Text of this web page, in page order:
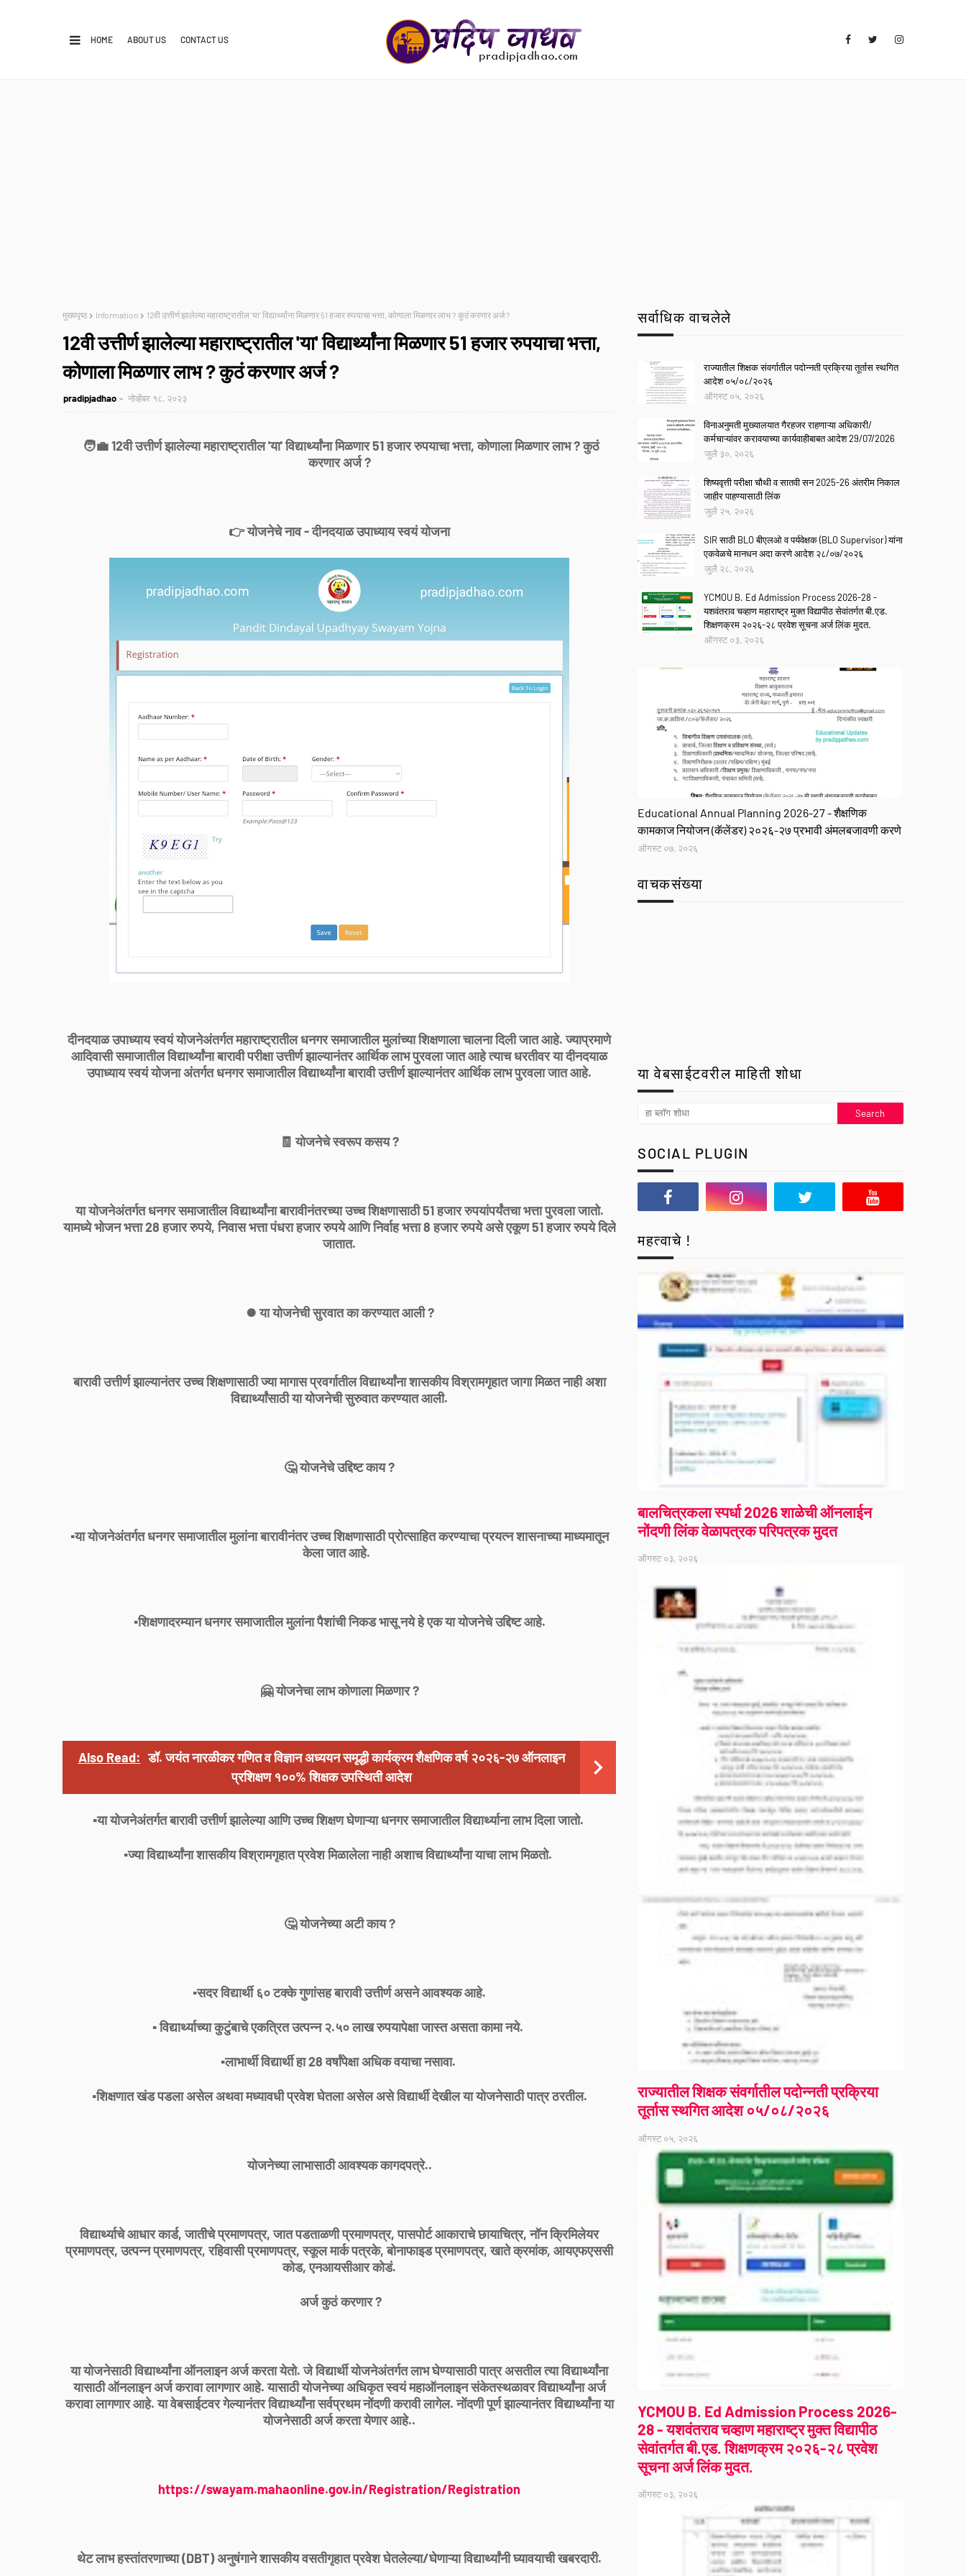
HOME ABOUT US CONTACT US
मुख्यपृष्ठ Information 12वी उत्तीर्ण झालेल्या महाराष्ट्रातील 'या' विद्यार्थ्यांना मिळणार 51 हजार रुपयाचा भत्ता, कोणाला मिळणार लाभ ? कुठं करणार अर्ज ?
12वी उत्तीर्ण झालेल्या महाराष्ट्रातील 'या' विद्यार्थ्यांना मिळणार 51 हजार रुपयाचा भत्ता,
कोणाला मिळणार लाभ ? कुठं करणार अर्ज ?
pradipjadhao नोव्हेंबर १८, २०२३
🧑💼 12वी उत्तीर्ण झालेल्या महाराष्ट्रातील 'या' विद्यार्थ्यांना मिळणार 51 हजार रुपयाचा भत्ता, कोणाला मिळणार लाभ ? कुठं
करणार अर्ज ?
👉 योजनेचे नाव - दीनदयाळ उपाध्याय स्वयं योजना
दीनदयाळ उपाध्याय स्वयं योजनेअंतर्गत महाराष्ट्रातील धनगर समाजातील मुलांच्या शिक्षणाला चालना दिली जात आहे. ज्याप्रमाणे
आदिवासी समाजातील विद्यार्थ्यांना बारावी परीक्षा उत्तीर्ण झाल्यानंतर आर्थिक लाभ पुरवला जात आहे त्याच धरतीवर या दीनदयाळ
उपाध्याय स्वयं योजना अंतर्गत धनगर समाजातील विद्यार्थ्यांना बारावी उत्तीर्ण झाल्यानंतर आर्थिक लाभ पुरवला जात आहे.
🧾 योजनेचे स्वरूप कसय ?
या योजनेअंतर्गत धनगर समाजातील विद्यार्थ्यांना बारावीनंतरच्या उच्च शिक्षणासाठी 51 हजार रुपयांपर्यंतचा भत्ता पुरवला जातो.
यामध्ये भोजन भत्ता 28 हजार रुपये, निवास भत्ता पंधरा हजार रुपये आणि निर्वाह भत्ता 8 हजार रुपये असे एकूण 51 हजार रुपये दिले
जातात.
⏺️ या योजनेची सुरवात का करण्यात आली ?
बारावी उत्तीर्ण झाल्यानंतर उच्च शिक्षणासाठी ज्या मागास प्रवर्गातील विद्यार्थ्यांना शासकीय विश्रामगृहात जागा मिळत नाही अशा
विद्यार्थ्यांसाठी या योजनेची सुरुवात करण्यात आली.
🤔 योजनेचे उद्दिष्ट काय ?
▪️या योजनेअंतर्गत धनगर समाजातील मुलांना बारावीनंतर उच्च शिक्षणासाठी प्रोत्साहित करण्याचा प्रयत्न शासनाच्या माध्यमातून
केला जात आहे.
▪️शिक्षणादरम्यान धनगर समाजातील मुलांना पैशांची निकड भासू नये हे एक या योजनेचे उद्दिष्ट आहे.
🤗 योजनेचा लाभ कोणाला मिळणार ?
Also Read: डॉ. जयंत नारळीकर गणित व विज्ञान अध्ययन समृद्धी कार्यक्रम शैक्षणिक वर्ष २०२६-२७ ऑनलाइन
प्रशिक्षण १००% शिक्षक उपस्थिती आदेश
▪️या योजनेअंतर्गत बारावी उत्तीर्ण झालेल्या आणि उच्च शिक्षण घेणाऱ्या धनगर समाजातील विद्यार्थ्याना लाभ दिला जातो.
▪️ज्या विद्यार्थ्यांना शासकीय विश्रामगृहात प्रवेश मिळालेला नाही अशाच विद्यार्थ्यांना याचा लाभ मिळतो.
🤔 योजनेच्या अटी काय ?
▪️सदर विद्यार्थी ६० टक्के गुणांसह बारावी उत्तीर्ण असने आवश्यक आहे.
▪️ विद्यार्थ्याच्या कुटुंबाचे एकत्रित उत्पन्न २.५० लाख रुपयापेक्षा जास्त असता कामा नये.
▪️लाभार्थी विद्यार्थी हा 28 वर्षांपेक्षा अधिक वयाचा नसावा.
▪️शिक्षणात खंड पडला असेल अथवा मध्यावधी प्रवेश घेतला असेल असे विद्यार्थी देखील या योजनेसाठी पात्र ठरतील.
योजनेच्या लाभासाठी आवश्यक कागदपत्रे..
विद्यार्थ्याचे आधार कार्ड, जातीचे प्रमाणपत्र, जात पडताळणी प्रमाणपत्र, पासपोर्ट आकाराचे छायाचित्र, नॉन क्रिमिलेयर
प्रमाणपत्र, उत्पन्न प्रमाणपत्र, रहिवासी प्रमाणपत्र, स्कूल मार्क पत्रके, बोनाफाइड प्रमाणपत्र, खाते क्रमांक, आयएफएससी
कोड, एनआयसीआर कोडं.
अर्ज कुठं करणार ?
या योजनेसाठी विद्यार्थ्यांना ऑनलाइन अर्ज करता येतो. जे विद्यार्थी योजनेअंतर्गत लाभ घेण्यासाठी पात्र असतील त्या विद्यार्थ्यांना
यासाठी ऑनलाइन अर्ज करावा लागणार आहे. यासाठी योजनेच्या अधिकृत स्वयं महाऑनलाइन संकेतस्थळावर विद्यार्थ्यांना अर्ज
करावा लागणार आहे. या वेबसाईटवर गेल्यानंतर विद्यार्थ्यांना सर्वप्रथम नोंदणी करावी लागेल. नोंदणी पूर्ण झाल्यानंतर विद्यार्थ्यांना या
योजनेसाठी अर्ज करता येणार आहे..
https://swayam.mahaonline.gov.in/Registration/Registration
थेट लाभ हस्तांतरणाच्या (DBT) अनुषंगाने शासकीय वसतीगृहात प्रवेश घेतलेल्या/घेणाऱ्या विद्यार्थ्यांनी घ्यावयाची खबरदारी.
सर्वाधिक वाचलेले
राज्यातील शिक्षक संवर्गातील पदोन्नती प्रक्रिया तूर्तास स्थगित
आदेश ०५/०८/२०२६
ऑगस्ट ०५, २०२६
विनाअनुमती मुख्यालयात गैरहजर राहणाऱ्या अधिकारी/
कर्मचाऱ्यांवर करावयाच्या कार्यवाहीबाबत आदेश 29/07/2026
जुलै ३०, २०२६
शिष्यवृत्ती परीक्षा चौथी व सातवी सन 2025-26 अंतरीम निकाल
जाहीर पाहण्यासाठी लिंक
जुलै २५, २०२६
SIR साठी BLO बीएलओ व पर्यवेक्षक (BLO Supervisor) यांना
एकवेळचे मानधन अदा करणे आदेश २८/०७/२०२६
जुलै २८, २०२६
YCMOU B. Ed Admission Process 2026-28 -
यशवंतराव चव्हाण महाराष्ट्र मुक्त विद्यापीठ सेवांतर्गत बी.एड.
शिक्षणक्रम २०२६-२८ प्रवेश सूचना अर्ज लिंक मुदत.
ऑगस्ट ०३, २०२६
Educational Annual Planning 2026-27 - शैक्षणिक
कामकाज नियोजन (कॅलेंडर) २०२६-२७ प्रभावी अंमलबजावणी करणे
ऑगस्ट ०७, २०२६
वाचकसंख्या
या वेबसाईटवरील माहिती शोधा
SOCIAL PLUGIN
महत्वाचे !
बालचित्रकला स्पर्धा 2026 शाळेची ऑनलाईन
नोंदणी लिंक वेळापत्रक परिपत्रक मुदत
ऑगस्ट ०३, २०२६
राज्यातील शिक्षक संवर्गातील पदोन्नती प्रक्रिया
तूर्तास स्थगित आदेश ०५/०८/२०२६
ऑगस्ट ०५, २०२६
YCMOU B. Ed Admission Process 2026-
28 - यशवंतराव चव्हाण महाराष्ट्र मुक्त विद्यापीठ
सेवांतर्गत बी.एड. शिक्षणक्रम २०२६-२८ प्रवेश
सूचना अर्ज लिंक मुदत.
ऑगस्ट ०३, २०२६